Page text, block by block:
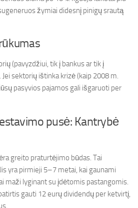
žymiai didesnį pinigų srautą
(pavyzdžiui, tik į bankus ar tik į
sektorių ištinka krizė (kaip 2008 m.
pasyvios pajamos gali išgaruoti per
pusė: Kantrybė
greito praturtėjimo būdas. Tai
yra pirmieji 5–7 metai, kai gaunami
maži lyginant su įdėtomis pastangomis.
gauti 12 eurų dividendų per ketvirtį,